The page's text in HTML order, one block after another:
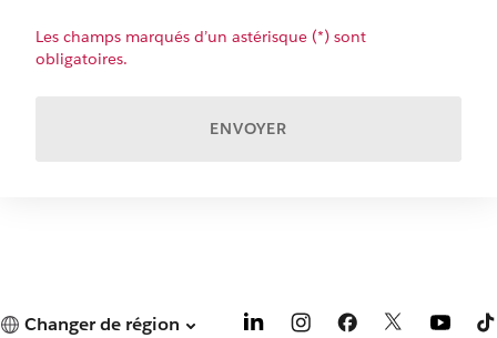
Les champs marqués d’un astérisque (*) sont
obligatoires.
ENVOYER
Changer de région